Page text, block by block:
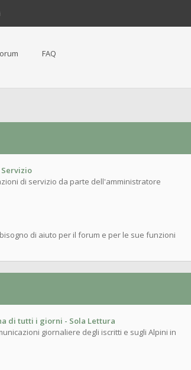
FAQ
di servizio da parte dell'amministratore
di aiuto per il forum e per le sue funzioni
di tutti i giorni - Sola Lettura
giornaliere degli iscritti e sugli Alpini in